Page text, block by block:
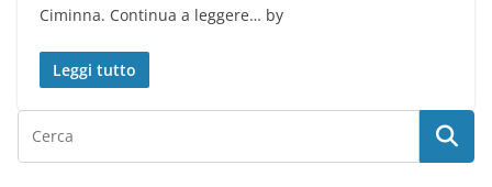
Ciminna. Continua a leggere… by
Leggi tutto